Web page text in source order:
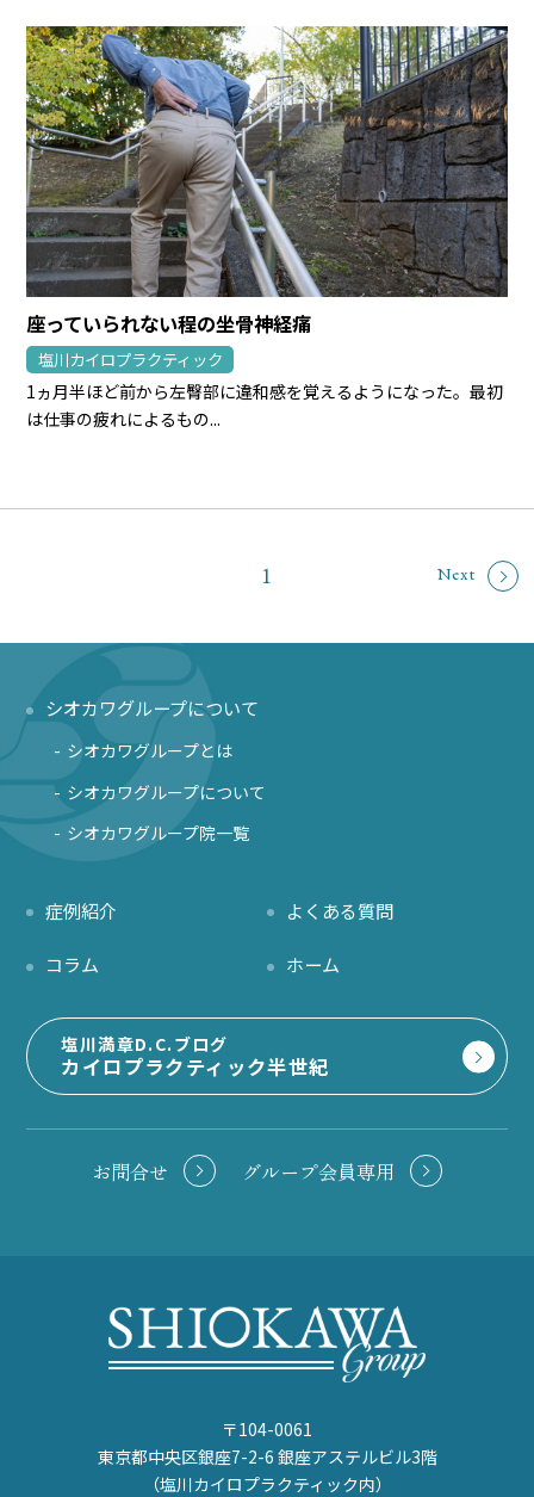
座っていられない程の坐骨神経痛
塩川カイロプラクティック
1ヵ月半ほど前から左臀部に違和感を覚えるようになった。最初
は仕事の疲れによるもの...
1 Next
シオカワグループについて
シオカワグループとは
シオカワグループについて
シオカワグループ院一覧
症例紹介 よくある質問
コラム ホーム
塩川満章D.C.ブログ
カイロプラクティック半世紀
お問合せ グループ会員専用
〒104-0061
東京都中央区銀座7-2-6 銀座アステルビル3階
（塩川カイロプラクティック内）